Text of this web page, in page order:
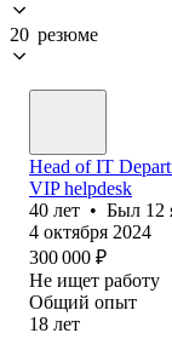
20 резюме
Head of IT
VIP helpdesk
40 лет • Был 12
4 октября 2024
300 000 ₽
Не ищет работу
Общий опыт
18 лет